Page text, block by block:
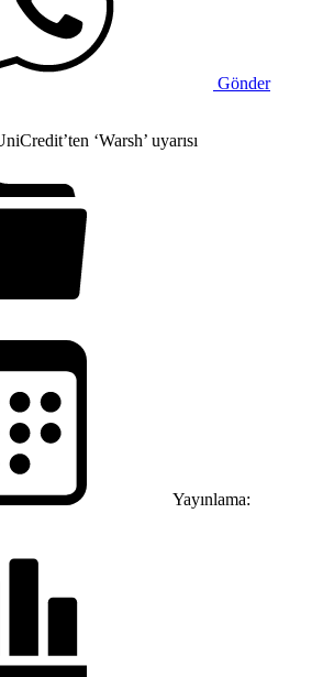
Gönder
Yayınlama: